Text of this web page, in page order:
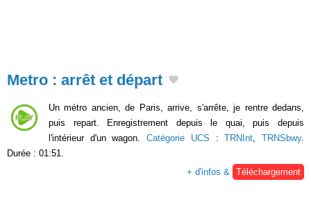
Metro : arrêt et départ
Un métro ancien, de Paris, arrive, s'arrête, je rentre dedans,
puis repart. Enregistrement depuis le quai, puis depuis
l'intérieur d'un wagon.Catégorie UCS :TRNInt,TRNSbwy.
Durée : 01:51.
+ d'infos & Téléchargement